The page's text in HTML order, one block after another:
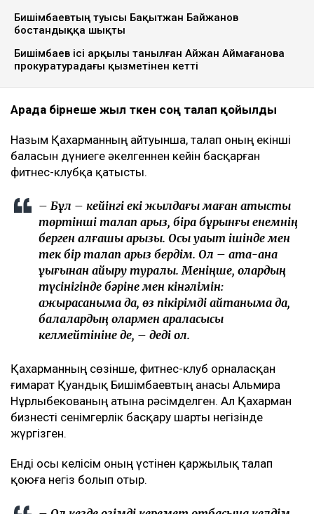
Бишімбаевтың туысы Бақытжан Байжанов
бостандыққа шықты
Бишімбаев ісі арқылы танылған Айжан Аймағанова
прокуратурадағы қызметінен кетті
Арада бірнеше жыл өткен соң талап қойылды
Назым Қахарманның айтуынша, талап оның екінші
баласын дүниеге әкелгеннен кейін басқарған
фитнес-клубқа қатысты.
– Бұл – кейінгі екі жылдағы маған қатысты
төртінші талап арыз, бірақ бұрынғы енемнің
берген алғашқы арызы. Осы уақыт ішінде мен
тек бір талап арыз бердім. Ол – ата-ана
құқығынан айыру туралы. Меніңше, олардың
түсінігінде бәріне мен кінәлімін:
ажырасқаныма да, өз пікірімді айтқаныма да,
балалардың олармен араласқысы
келмейтініне де, – деді ол.
Қахарманның сөзінше, фитнес-клуб орналасқан
ғимарат Қуандық Бишімбаевтың анасы Альмира
Нұрлыбекованың атына рәсімделген. Ал Қахарман
бизнесті сенімгерлік басқару шарты негізінде
жүргізген.
Енді осы келісім оның үстінен қаржылық талап
қоюға негіз болып отыр.